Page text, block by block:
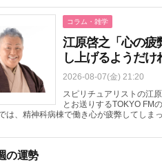
コラム・雑学
江原啓之「心の疲
し上げるようだけ
2026-08-07(金) 21:20
スピリチュアリストの江
とお送りするTOKYO FM
は、精神科病棟で働き心が疲弊してしま
の運勢